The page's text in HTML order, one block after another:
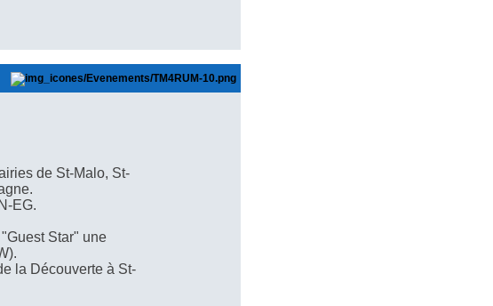
de St-Malo, St-
EG.
Star" une
la Découverte à St-